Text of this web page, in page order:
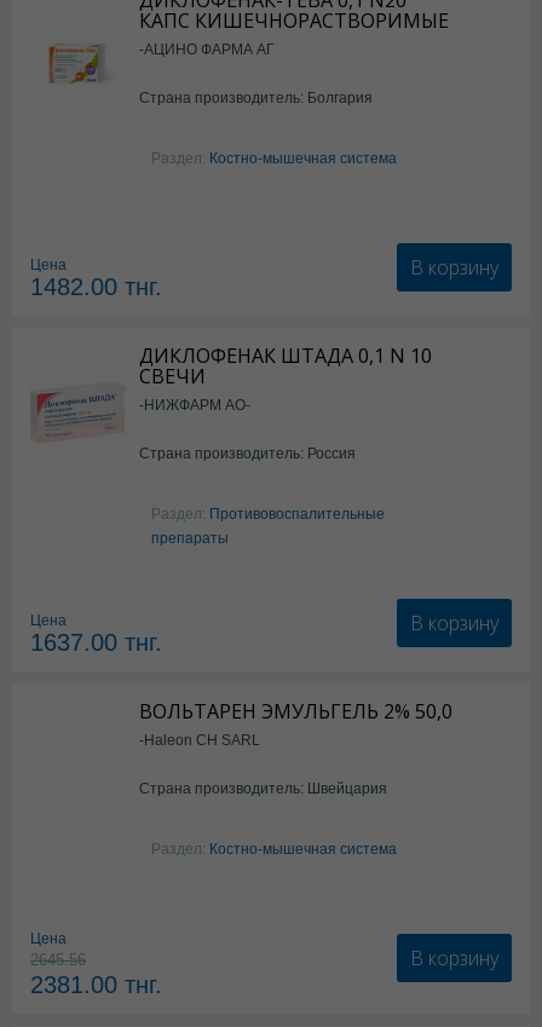
КАПС КИШЕЧНОРАСТВОРИМЫЕ
-АЦИНО ФАРМА АГ
Страна производитель: Болгария
Раздел: Костно-мышечная система
Цена
1482.00 тнг.
В корзину
ДИКЛОФЕНАК ШТАДА 0,1 N 10
СВЕЧИ
-НИЖФАРМ АО-
Страна производитель: Россия
Раздел: Противовоспалительные
препараты
Цена
1637.00 тнг.
В корзину
ВОЛЬТАРЕН ЭМУЛЬГЕЛЬ 2% 50,0
-Haleon CH SARL
Страна производитель: Швейцария
Раздел: Костно-мышечная система
Цена
2645.56
2381.00 тнг.
В корзину